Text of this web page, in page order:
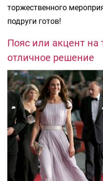
торжественного
подруги готов!
Пояс или акцент на
отличное решение